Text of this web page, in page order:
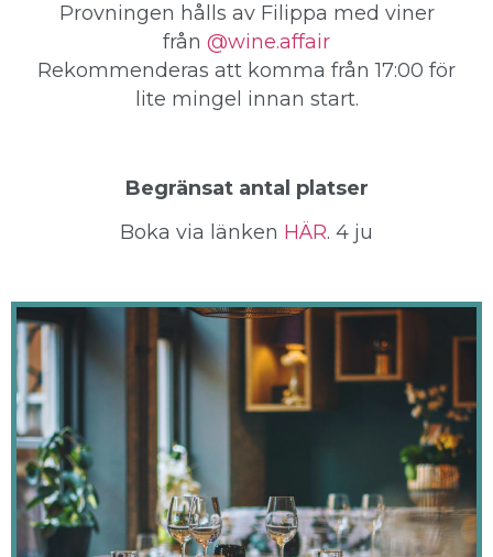
Provningen hålls av Filippa med viner
från @wine.affair
Rekommenderas att komma från 17:00 för
lite mingel innan start.
Begränsat antal platser
Boka via länken HÄR. 4 ju